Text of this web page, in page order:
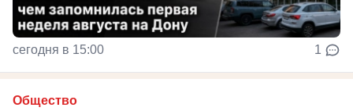
сегодня в 15:00 1
Общество